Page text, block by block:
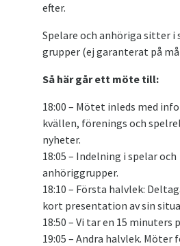
efter.
Spelare och anhöriga sitter i
grupper (ej garanterat på
Så här går ett möte till:
18:00 – Mötet inleds med
kvällen, förenings och
nyheter.
18:05 – Indelning i spelar och
anhöriggrupper.
18:10 – Första halvlek:
kort presentation av sin
18:50 – Vi tar en 15 minuters
19:05 – Andra halvlek. Möter